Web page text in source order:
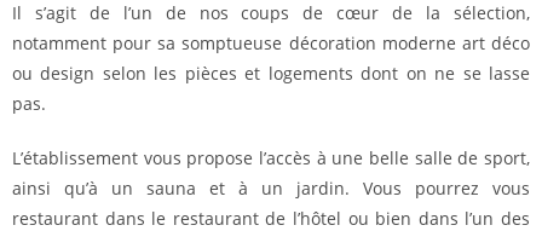
Il s’agit de l’un de nos coups de cœur de la sélection,
notamment pour sa somptueuse décoration moderne art déco
ou design selon les pièces et logements dont on ne se lasse
pas.
L’établissement vous propose l’accès à une belle salle de sport,
ainsi qu’à un sauna et à un jardin. Vous pourrez vous
restaurant dans le restaurant de l’hôtel ou bien dans l’un des